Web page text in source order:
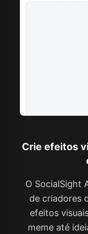
Crie efeitos
O SocialSight
de criadores
efeitos
meme até